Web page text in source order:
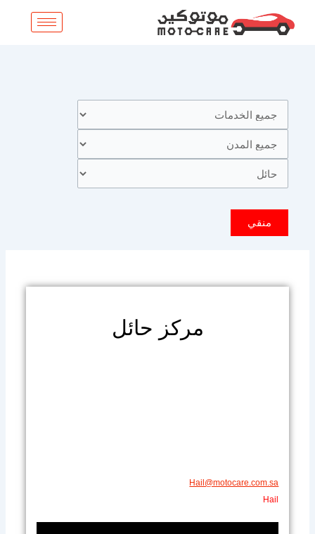
مركز حائل
Hail@motocare.com.sa​​
Hail